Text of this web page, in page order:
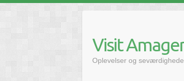
content
Visit
Oplevelser og